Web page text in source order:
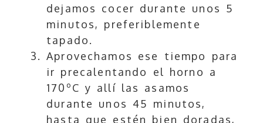
dejamos cocer durante unos 5
minutos, preferiblemente
tapado.
Aprovechamos ese tiempo para
ir precalentando el horno a
170ºC y allí las asamos
durante unos 45 minutos,
hasta que estén bien doradas,